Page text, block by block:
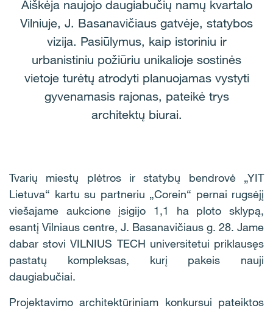
Aiškėja naujojo daugiabučių namų kvartalo
Vilniuje, J. Basanavičiaus gatvėje, statybos
vizija. Pasiūlymus, kaip istoriniu ir
urbanistiniu požiūriu unikalioje sostinės
vietoje turėtų atrodyti planuojamas vystyti
gyvenamasis rajonas, pateikė trys
architektų biurai.
Tvarių miestų plėtros ir statybų bendrovė „YIT
Lietuva“ kartu su partneriu „Corein“ pernai rugsėjį
viešajame aukcione įsigijo 1,1 ha ploto sklypą,
esantį Vilniaus centre, J. Basanavičiaus g. 28. Jame
dabar stovi VILNIUS TECH universitetui priklausęs
pastatų kompleksas, kurį pakeis nauji
daugiabučiai.
Projektavimo architektūriniam konkursui pateiktos